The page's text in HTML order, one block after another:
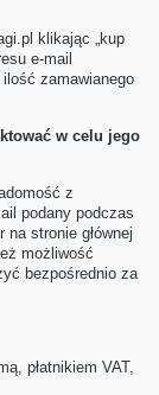
klikając
„kup
e-mail
zamawianego
w celu jego
z
podany podczas
stronie głównej
możliwość
bezpośrednio za
płatnikiem VAT,